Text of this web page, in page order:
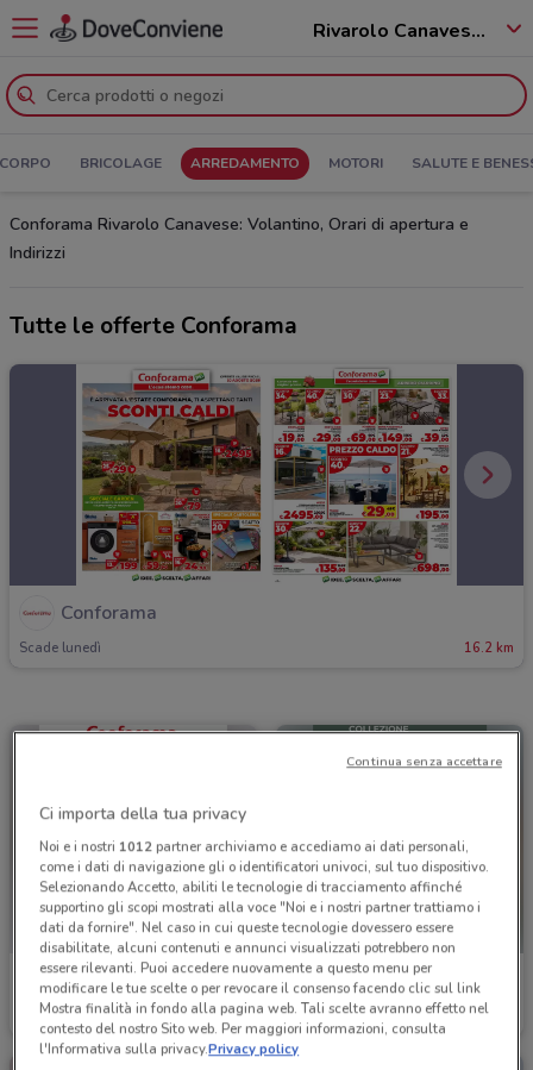
Rivarolo Canavese - 10086
BRICOLAGE ARREDAMENTO MOTORI SALUTE E
Conforama Rivarolo Canavese: Volantino, Orari di apertura e
Indirizzi
Tutte le offerte Conforama
Conforama
Scade lunedì 16.2 km
Conforama
Scade il 30/09 16.2 km
Conforama
Scade il 31/08 16.2 km
Ci importa della tua privacy
Noi e i nostri 1012partner archiviamo e accediamo ai dati personali,
come i dati di navigazione gli o identificatori univoci, sul tuo dispositivo.
Selezionando Accetto, abiliti le tecnologie di tracciamento affinché
supportino gli scopi mostrati alla voce "Noi e i nostri partner trattiamo i
dati da fornire". Nel caso in cui queste tecnologie dovessero essere
disabilitate, alcuni contenuti e annunci visualizzati potrebbero non
essere rilevanti. Puoi accedere nuovamente a questo menu per
modificare le tue scelte o per revocare il consenso facendo clic sul link
Mostra finalità in fondo alla pagina web. Tali scelte avranno effetto nel
contesto del nostro Sito web. Per maggiori informazioni, consulta
l'Informativa sulla privacy.Privacy policy
Continua senza accettare